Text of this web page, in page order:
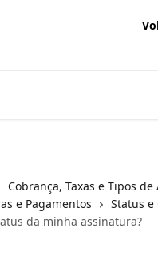
Cobrança, Taxas e Tipos
e Pagamentos
Status
da minha assinatura?